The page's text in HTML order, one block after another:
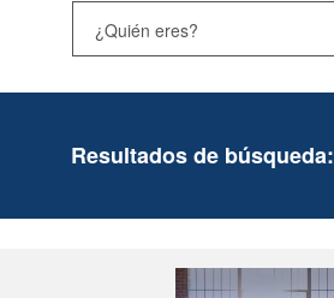
Resultados de búsqueda: